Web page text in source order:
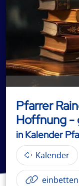
Pfarrer
Hoffnung -
in Kalender
Kalender
einbetten